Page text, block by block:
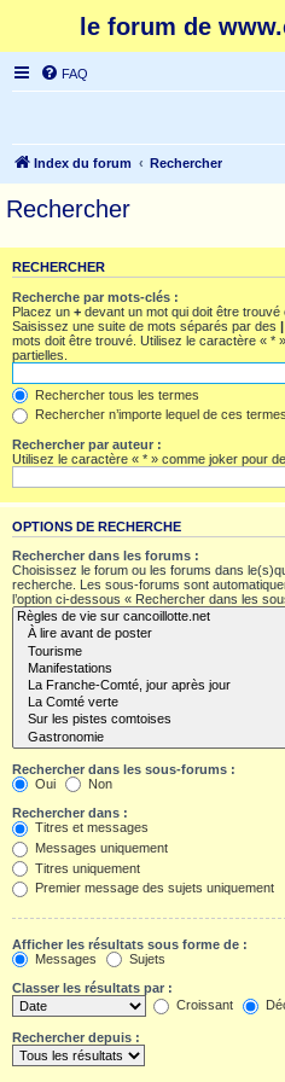
le forum de
FAQ
Index du forum Rechercher
Rechercher
RECHERCHER
Recherche par mots-clés :
Placez un + devant un mot qui doit être trouvé
Saisissez une suite de mots séparés par des |
mots doit être trouvé. Utilisez le caractère « *
partielles.
Rechercher tous les termes
Rechercher n’importe lequel de ces termes
Rechercher par auteur :
Utilisez le caractère « * » comme joker pour
OPTIONS DE RECHERCHE
Rechercher dans les forums :
Choisissez le forum ou les forums dans
recherche. Les sous-forums sont
l’option ci-dessous « Rechercher dans les
Rechercher dans les sous-forums :
Oui
Non
Rechercher dans :
Titres et messages
Messages uniquement
Titres uniquement
Premier message des sujets uniquement
Afficher les résultats sous forme de :
Messages
Sujets
Classer les résultats par :
Croissant
Rechercher depuis :